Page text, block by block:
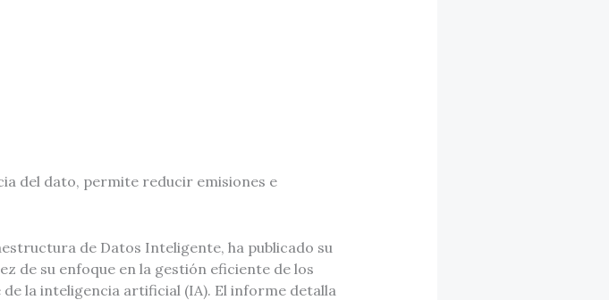
del dato, permite reducir emisiones e
de Datos Inteligente, ha publicado su
de su enfoque en la gestión eficiente de los
la inteligencia artificial (IA). El informe detalla